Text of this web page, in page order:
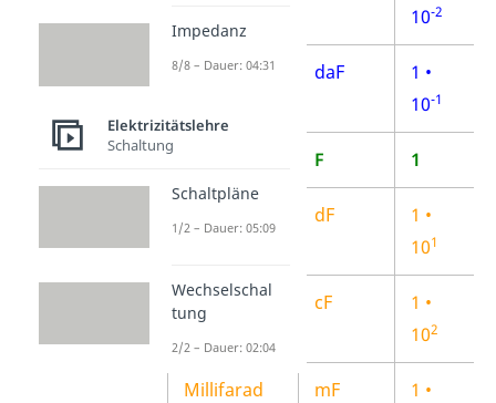
10-2
Dekafarad daF
1 •
10-1
F 1
dF 1 •
101
Zentifarad cF
1 •
102
Millifarad mF
1 •
Impedanz
8/8 – Dauer: 04:31
Elektrizitätslehre
Schaltung
Schaltpläne
1/2 – Dauer: 05:09
Wechselschal
tung
2/2 – Dauer: 02:04